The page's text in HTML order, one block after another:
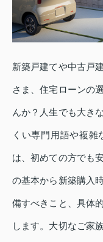
新築戸建てや中古戸
さま、住宅ローンの
んか？人生でも大き
くい専門用語や複
は、初めての方でも
の基本から新築購入
備すべきこと、具体
します。大切なご家